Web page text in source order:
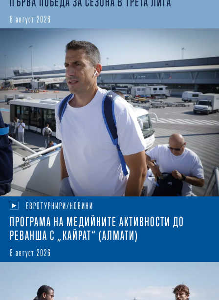
8 август 2026
ЕВРОТУРНИРИ/НОВИНИ
ПРОГРАМА НА МЕДИЙНИТЕ АКТИВНОСТИ ДО
РЕВАНША С „КАЙРАТ“ (АЛМАТИ)
8 август 2026